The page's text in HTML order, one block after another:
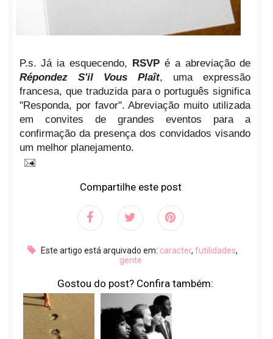
P.s. Já ia esquecendo, RSVP é a abreviação de
Répondez S'il Vous Plaît, uma expressão
francesa, que traduzida para o português significa
"Responda, por favor". Abreviação muito utilizada
em convites de grandes eventos para a
confirmação da presença dos convidados visando
um melhor planejamento.
Compartilhe este post
Este artigo está arquivado em: caracter, futilidades,
gente
Gostou do post? Confira também: